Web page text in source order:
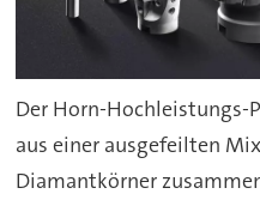
Der Horn-Hochleistungs-
aus einer ausgefeilten
Diamantkörner